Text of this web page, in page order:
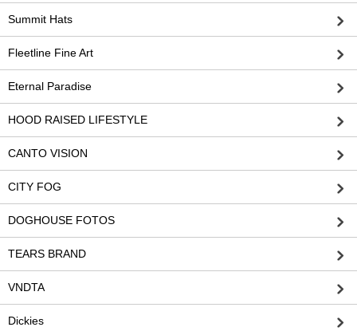
Summit Hats
Fleetline Fine Art
Eternal Paradise
HOOD RAISED LIFESTYLE
CANTO VISION
CITY FOG
DOGHOUSE FOTOS
TEARS BRAND
VNDTA
Dickies